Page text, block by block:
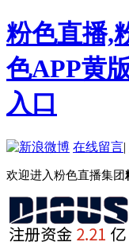
粉色直播,
色APP黄
入口
在线留言|
欢迎进入粉色直播集团